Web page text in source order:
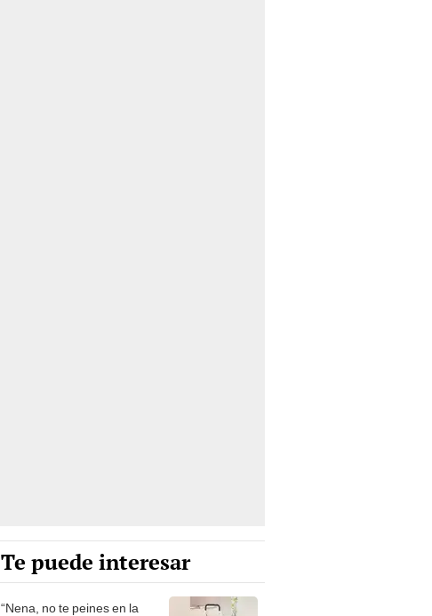
Te puede interesar
“Nena, no te peines en la